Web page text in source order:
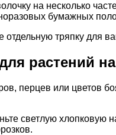
на несколько
бумажных
отдельную тряпку для
растений
перцев или цветов
светлую хлопковую